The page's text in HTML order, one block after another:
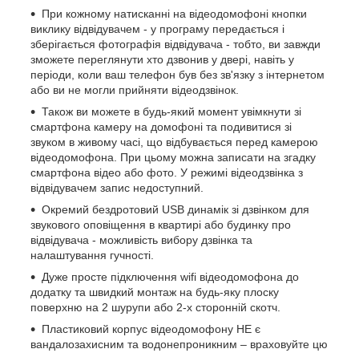
При кожному натисканні на відеодомофоні кнопки
виклику відвідувачем - у програму передається і
зберігається фотографія відвідувача - тобто, ви завжди
зможете переглянути хто дзвонив у двері, навіть у
періоди, коли ваш телефон був без зв'язку з інтернетом
або ви не могли прийняти відеодзвінок.
Також ви можете в будь-який момент увімкнути зі
смартфона камеру на домофоні та подивитися зі
звуком в живому часі, що відбувається перед камерою
відеодомофона. При цьому можна записати на згадку
смартфона відео або фото. У режимі відеодзвінка з
відвідувачем запис недоступний.
Окремий бездротовий USB динамік зі дзвінком для
звукового оповіщення в квартирі або будинку про
відвідувача - можливість вибору дзвінка та
налаштування гучності.
Дуже просте підключення wifi відеодомофона до
додатку та швидкий монтаж на будь-яку плоску
поверхню на 2 шурупи або 2-х сторонній скотч.
Пластиковий корпус відеодомофону НЕ є
вандалозахисним та водонепроникним – враховуйте цю